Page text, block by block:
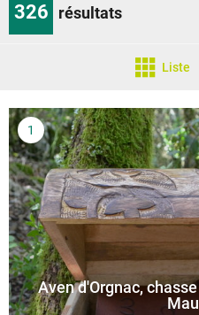
326 résultats
Liste
Aven d'Orgnac,